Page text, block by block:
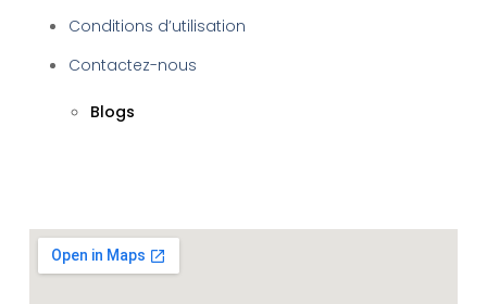
Conditions d’utilisation
Contactez-nous
Blogs